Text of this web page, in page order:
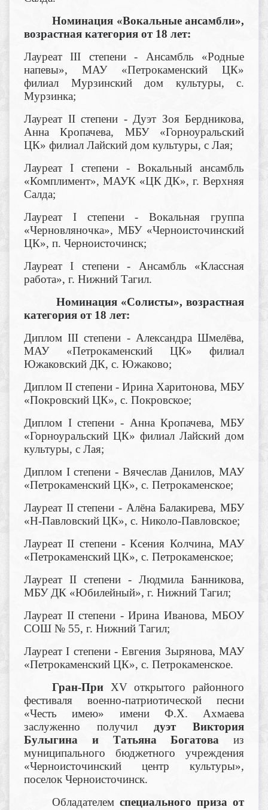
Номинация «Вокальные ансамбли»,
возрастная категория от 18 лет:
Лауреат III степени - Ансамбль «Родные
напевы», МАУ «Петрокаменский ЦК»
филиал Мурзинский дом культуры, с.
Мурзинка;
Лауреат II степени - Дуэт Зоя Бердникова,
Анна Кропачева, МБУ «Горноуральский
ЦК» филиал Лайский дом культуры, с Лая;
Лауреат I степени - Вокальный ансамбль
«Комплимент», МАУК «ЦК ДК», г. Верхняя
Салда;
Лауреат I степени - Вокальная группа
«Черновляночка», МБУ «Черноисточинский
ЦК», п. Черноисточинск;
Лауреат I степени - Ансамбль «Классная
работа», г. Нижний Тагил.
Номинация «Солисты», возрастная
категория от 18 лет:
Диплом III степени - Александра Шмелёва,
МАУ «Петрокаменский ЦК» филиал
Южаковский ДК, с. Южаково;
Диплом II степени - Ирина Харитонова, МБУ
«Покровский ЦК», с. Покровское;
Диплом I степени - Анна Кропачева, МБУ
«Горноуральский ЦК» филиал Лайский дом
культуры, с Лая;
Диплом I степени - Вячеслав Данилов, МАУ
«Петрокаменский ЦК», с. Петрокаменское;
Лауреат II степени - Алёна Балакирева, МБУ
«Н-Павловский ЦК», с. Николо-Павловское;
Лауреат II степени - Ксения Колчина, МАУ
«Петрокаменский ЦК», с. Петрокаменское;
Лауреат II степени - Людмила Банникова,
МБУ ДК «Юбилейный», г. Нижний Тагил;
Лауреат II степени - Ирина Иванова, МБОУ
СОШ № 55, г. Нижний Тагил;
Лауреат I степени - Евгения Зырянова, МАУ
«Петрокаменский ЦК», с. Петрокаменское.
Гран-При XV открытого районного
фестиваля военно-патриотической песни
«Честь имею» имени Ф.Х. Ахмаева
заслуженно получил дуэт Виктория
Булыгина и Татьяна Богатова из
муниципального бюджетного учреждения
«Черноисточинский центр культуры»,
поселок Черноисточинск.
Обладателемспециального приза от